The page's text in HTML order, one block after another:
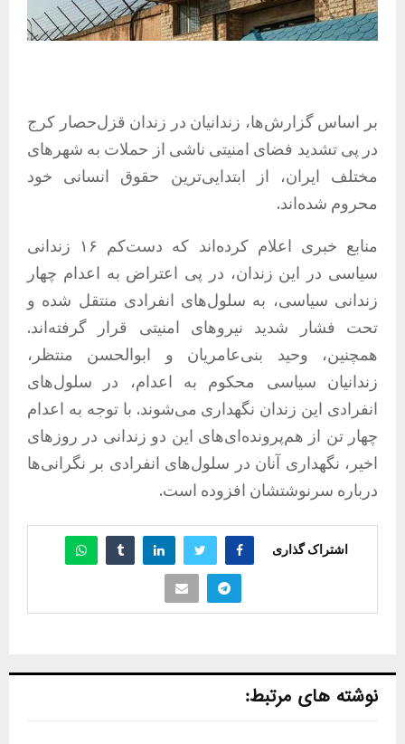
بر اساس گزارش‌ها، زندانیان در زندان قزل‌حصار کرج
در پی تشدید فضای امنیتی ناشی از حملات به شهرهای
مختلف ایران، از ابتدایی‌ترین حقوق انسانی خود
محروم شده‌اند.
منابع خبری اعلام کرده‌اند که دست‌کم ۱۶ زندانی
سیاسی در این زندان، در پی اعتراض به اعدام چهار
زندانی سیاسی، به سلول‌های انفرادی منتقل شده و
تحت فشار شدید نیروهای امنیتی قرار گرفته‌اند.
همچنین، وحید بنی‌عامریان و ابوالحسن منتظر،
زندانیان سیاسی محکوم به اعدام، در سلول‌های
انفرادی این زندان نگهداری می‌شوند. با توجه به اعدام
چهار تن از هم‌پرونده‌ای‌های این دو زندانی در روزهای
اخیر، نگهداری آنان در سلول‌های انفرادی بر نگرانی‌ها
درباره سرنوشتشان افزوده است.
اشتراک گذاری
نوشته های مرتبط: